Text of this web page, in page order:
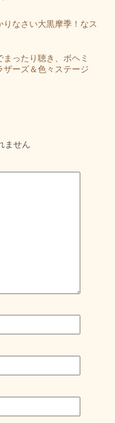
なさい大黒摩季！なス
ったり聴き、ボヘミ
ザーズ＆色々ステージ
ません